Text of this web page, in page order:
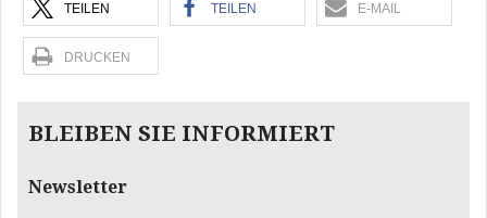
TEILEN TEILEN E-MAIL
DRUCKEN
BLEIBEN SIE INFORMIERT
Newsletter